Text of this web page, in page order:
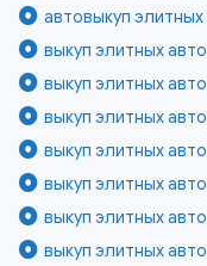
автовыкуп
выкуп элитных
выкуп элитных
выкуп элитных
выкуп элитных
выкуп элитных
выкуп элитных
выкуп элитных